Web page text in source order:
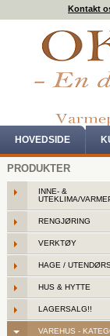
Kontakt
HOVEDSIDE
PRODUKTER
INNE- &
UTEKLIMA/
RENGJØRING
VERKTØY
HAGE /
HUS & HYTTE
LAGERSALG!!
VAREHUS -